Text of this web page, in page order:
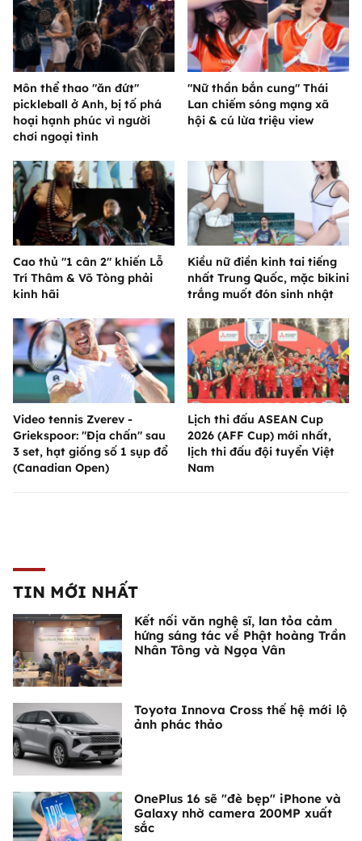
Môn thể thao "ăn đứt"
pickleball ở Anh, bị tố phá
hoại hạnh phúc vì người
chơi ngoại tình
"Nữ thần bắn cung" Thái
Lan chiếm sóng mạng xã
hội & cú lừa triệu view
Cao thủ "1 cân 2" khiến Lỗ
Trí Thâm & Võ Tòng phải
kinh hãi
Kiều nữ điền kinh tai tiếng
nhất Trung Quốc, mặc bikini
trắng muốt đón sinh nhật
Video tennis Zverev -
Griekspoor: "Địa chấn" sau
3 set, hạt giống số 1 sụp đổ
(Canadian Open)
Lịch thi đấu ASEAN Cup
2026 (AFF Cup) mới nhất,
lịch thi đấu đội tuyển Việt
Nam
TIN MỚI NHẤT
Kết nối văn nghệ sĩ, lan tỏa cảm
hứng sáng tác về Phật hoàng Trần
Nhân Tông và Ngọa Vân
Toyota Innova Cross thế hệ mới lộ
ảnh phác thảo
OnePlus 16 sẽ "đè bẹp" iPhone và
Galaxy nhờ camera 200MP xuất
sắc